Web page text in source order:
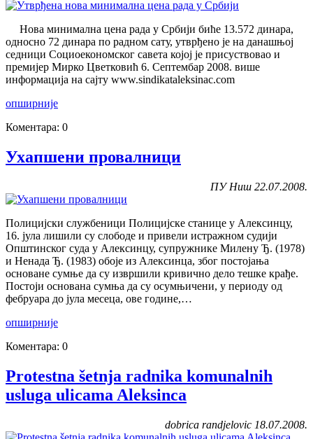
Нова минимална цена рада у Србији биће 13.572 динара,
односно 72 динара по радном сату, утврђено је на данашњој
седници Социоекономског савета којој је присуствовао и
премијер Мирко Цветковић 6. Септембар 2008. више
информација на сајту www.sindikataleksinac.com
опширније
Коментара: 0
Ухапшени провалници
ПУ Ниш 22.07.2008.
Полицијски службеници Полицијске станице у Алексинцу,
16. јула лишили су слободе и привели истражном судији
Општинског суда у Алексинцу, супружнике Милену Ђ. (1978)
и Ненада Ђ. (1983) обоје из Алексинца, због постојања
основане сумње да су извршили кривично дело тешке крађе.
Постоји основана сумња да су осумњичени, у периоду од
фебруара до јула месеца, ове године,…
опширније
Коментара: 0
Protestna šetnja radnika komunalnih
usluga ulicama Aleksinca
dobrica randjelovic 18.07.2008.